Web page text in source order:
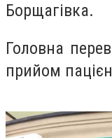
Борщагівка.
Головна
прийом